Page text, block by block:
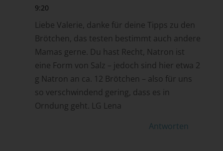
9:20
Liebe Valerie, danke für deine Tipps zu den
Brötchen, das testen bestimmt auch andere
Mamas gerne. Du hast Recht, Natron ist
eine Form von Salz – jedoch sind hier etwa 2
g Natron an ca. 12 Brötchen – also für uns
so verschwindend gering, dass es in
Orndung geht. LG Lena
Antworten